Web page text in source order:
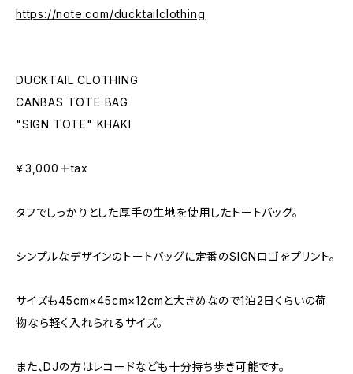
https://note.com/ducktailclothing
DUCKTAIL CLOTHING
CANBAS TOTE BAG
"SIGN TOTE" KHAKI
￥3,000＋tax
タフでしっかりとした厚手の生地を使用したトートバッグ。
シンプルなデザインのトートバッグに定番のSIGNロゴをプリント。
サイズも45cm×45cm×12cmと大きめなので1泊2日くらいの荷
物なら軽く入れられるサイズ。
また、DJの方はレコードなども十分持ち歩き可能です。